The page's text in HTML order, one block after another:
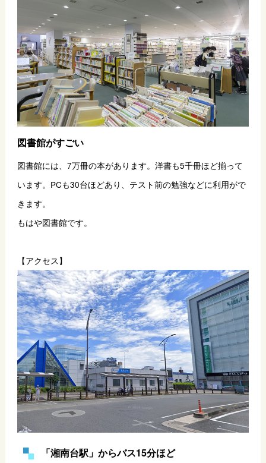
図書館がすごい
図書館には、7万冊の本があります。洋書も5千冊ほど揃って
います。PCも30台ほどあり、テスト前の勉強などに利用がで
きます。
もはや図書館です。
【アクセス】
「湘南台駅」からバス15分ほど